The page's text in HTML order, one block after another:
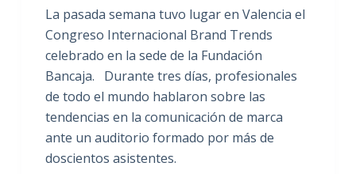
La pasada semana tuvo lugar en Valencia el
Congreso Internacional Brand Trends
celebrado en la sede de la Fundación
Bancaja. Durante tres días, profesionales
de todo el mundo hablaron sobre las
tendencias en la comunicación de marca
ante un auditorio formado por más de
doscientos asistentes.